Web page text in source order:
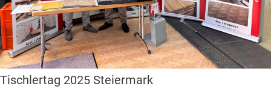
Tischlertag 2025 Steiermark